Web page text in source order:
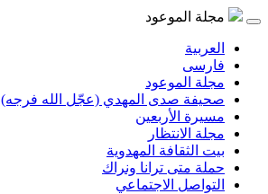
مجلة الموعود
العربية
فارسی
مجلة الموعود
صحيفة صدى المهدي (عجّل الله فرجه)
مسيرة الأربعين
مجلة الانتظار
بيت الثقافة المهدوية
حملة متى ترانا ونراك
التواصل الاجتماعي